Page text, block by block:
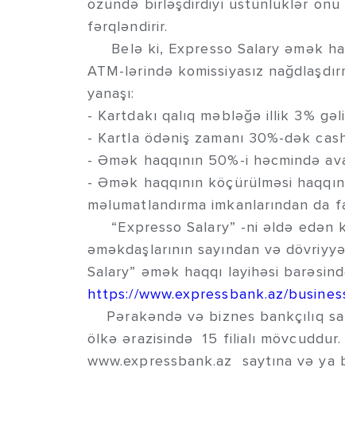
özündə birləşdirdiyi üstünlüklər onu
fərqləndirir.
Belə ki, Expresso Salary əmək
ATM-lərində komissiyasız
yanaşı:
- Kartdakı qalıq məbləğə illik 3%
- Kartla ödəniş zamanı 30%-dək
- Əmək haqqının 50%-i həcmində
- Əmək haqqının köçürülməsi
məlumatlandırma imkanlarından da
“Expresso Salary” -ni əldə edən
əməkdaşlarının sayından və
Salary” əmək haqqı layihəsi
https://www.expressbank.az/
Pərakəndə və biznes bankçılıq
ölkə ərazisində 15 filialı
www.expressbank.az saytına və